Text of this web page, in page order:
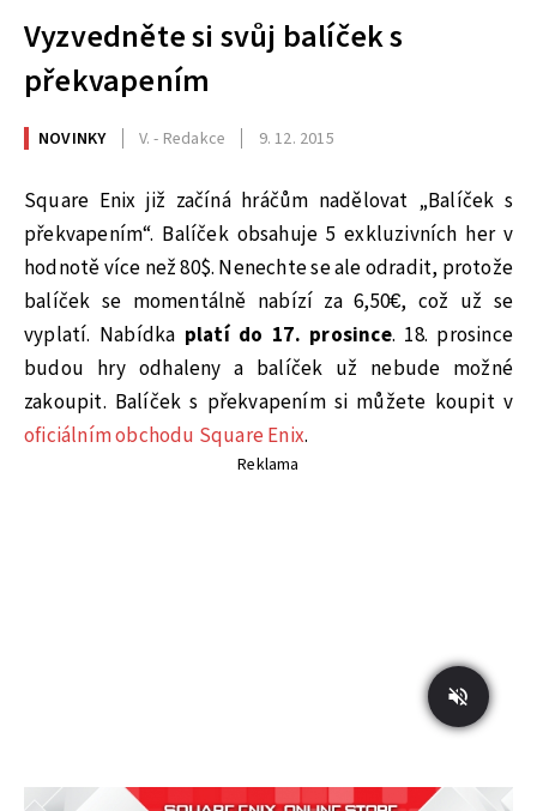
Vyzvedněte si svůj balíček s
překvapením
NOVINKY V. - Redakce 9. 12. 2015
Square Enix již začíná hráčům nadělovat „Balíček s
překvapením“. Balíček obsahuje 5 exkluzivních her v
hodnotě více než 80$. Nenechte se ale odradit, protože
balíček se momentálně nabízí za 6,50€, což už se
vyplatí. Nabídka platí do 17. prosince. 18. prosince
budou hry odhaleny a balíček už nebude možné
zakoupit. Balíček s překvapením si můžete koupit v
oficiálním obchodu Square Enix.
Reklama